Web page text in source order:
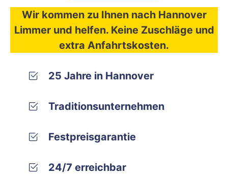
Wir kommen zu Ihnen nach Hannover
Limmer und helfen. Keine Zuschläge und
extra Anfahrtskosten.
25 Jahre in Hannover
Traditionsunternehmen
Festpreisgarantie
24/7 erreichbar